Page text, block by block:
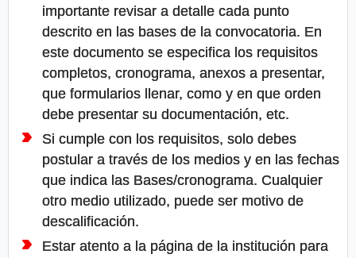
importante revisar a detalle cada punto
descrito en las bases de la convocatoria. En
este documento se especifica los requisitos
completos, cronograma, anexos a presentar,
que formularios llenar, como y en que orden
debe presentar su documentación, etc.
Si cumple con los requisitos, solo debes
postular a través de los medios y en las fechas
que indica las Bases/cronograma. Cualquier
otro medio utilizado, puede ser motivo de
descalificación.
Estar atento a la página de la institución para